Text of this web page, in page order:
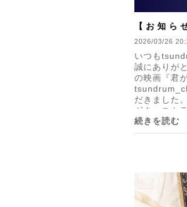
【お知ら
遺した歌
した
2026/03/26
いつも
誠にありが
の映画『君
だきました
ギタースト
続きを読む